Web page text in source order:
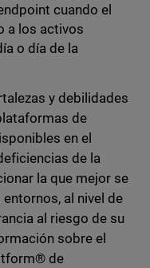
cuando el
a los activos
o día de la
y debilidades
de
en el
de la
la que mejor se
al nivel de
al riesgo de su
sobre el
de